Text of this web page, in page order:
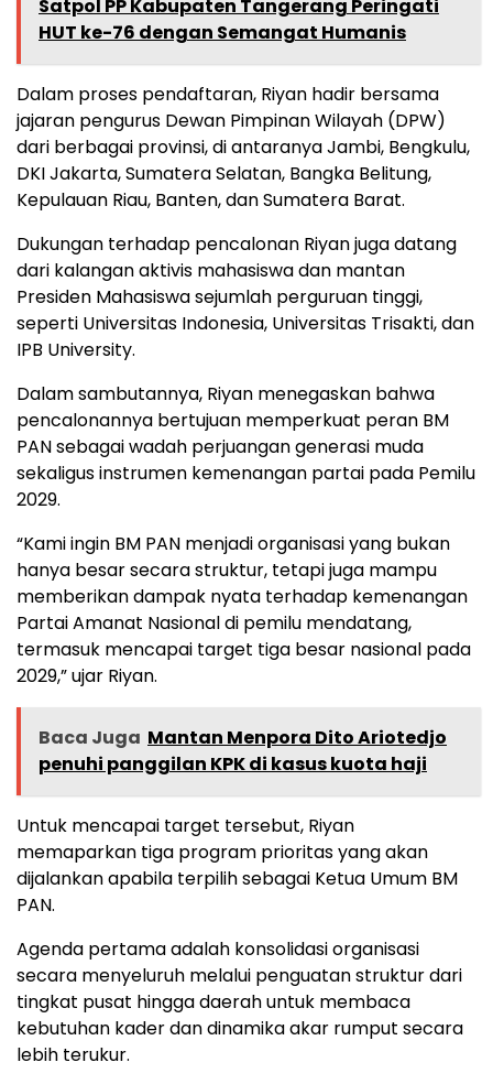
Satpol PP Kabupaten Tangerang Peringati
HUT ke-76 dengan Semangat Humanis
Dalam proses pendaftaran, Riyan hadir bersama
jajaran pengurus Dewan Pimpinan Wilayah (DPW)
dari berbagai provinsi, di antaranya Jambi, Bengkulu,
DKI Jakarta, Sumatera Selatan, Bangka Belitung,
Kepulauan Riau, Banten, dan Sumatera Barat.
Dukungan terhadap pencalonan Riyan juga datang
dari kalangan aktivis mahasiswa dan mantan
Presiden Mahasiswa sejumlah perguruan tinggi,
seperti Universitas Indonesia, Universitas Trisakti, dan
IPB University.
Dalam sambutannya, Riyan menegaskan bahwa
pencalonannya bertujuan memperkuat peran BM
PAN sebagai wadah perjuangan generasi muda
sekaligus instrumen kemenangan partai pada Pemilu
2029.
“Kami ingin BM PAN menjadi organisasi yang bukan
hanya besar secara struktur, tetapi juga mampu
memberikan dampak nyata terhadap kemenangan
Partai Amanat Nasional di pemilu mendatang,
termasuk mencapai target tiga besar nasional pada
2029,” ujar Riyan.
Baca Juga Mantan Menpora Dito Ariotedjo
penuhi panggilan KPK di kasus kuota haji
Untuk mencapai target tersebut, Riyan
memaparkan tiga program prioritas yang akan
dijalankan apabila terpilih sebagai Ketua Umum BM
PAN.
Agenda pertama adalah konsolidasi organisasi
secara menyeluruh melalui penguatan struktur dari
tingkat pusat hingga daerah untuk membaca
kebutuhan kader dan dinamika akar rumput secara
lebih terukur.